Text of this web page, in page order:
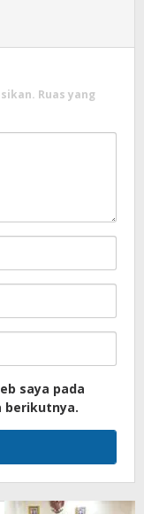
Ruas yang
saya pada
berikutnya.